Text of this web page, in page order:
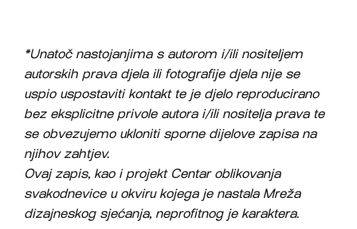
*Unatoč nastojanjima s autorom i/ili nositeljem
autorskih prava djela ili fotografije djela nije se
uspio uspostaviti kontakt te je djelo reproducirano
bez eksplicitne privole autora i/ili nositelja prava te
se obvezujemo ukloniti sporne dijelove zapisa na
njihov zahtjev.
Ovaj zapis, kao i projekt Centar oblikovanja
svakodnevice u okviru kojega je nastala Mreža
dizajneskog sjećanja, neprofitnog je karaktera.